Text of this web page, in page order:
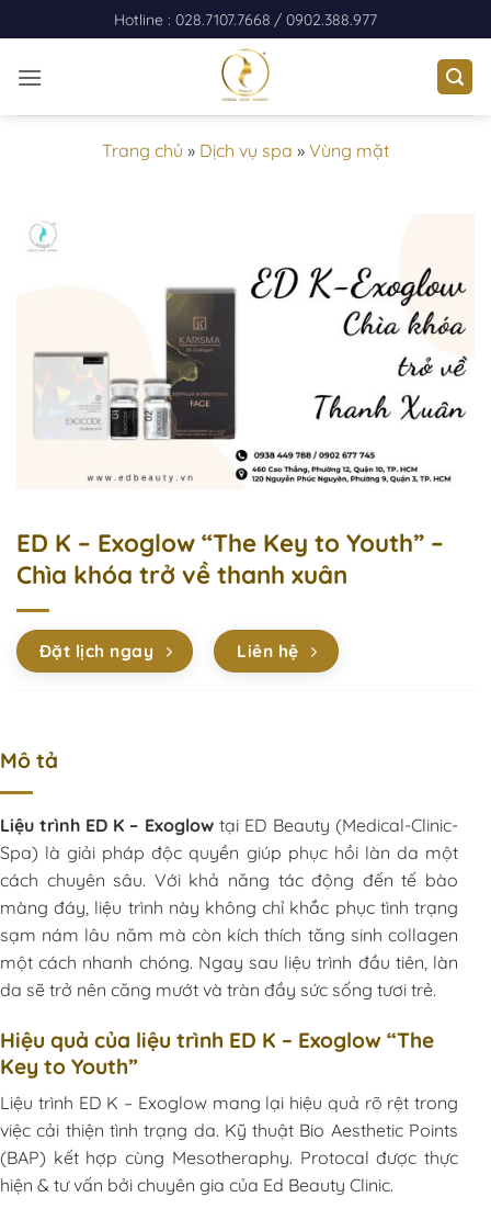
to
content
Hotline : 028.7107.7668 / 0902.388.977
Trang chủ » Dịch vụ spa » Vùng mặt
ED K – Exoglow “The Key to Youth” –
Chìa khóa trở về thanh xuân
Đặt lịch ngay Liên hệ
Mô tả
Liệu trình ED K – Exoglowtại ED Beauty (Medical-Clinic-
Spa) là giải pháp độc quyền giúp phục hồi làn da một
cách chuyên sâu. Với khả năng tác động đến tế bào
màng đáy, liệu trình này không chỉ khắc phục tình trạng
sạm nám lâu năm mà còn kích thích tăng sinh collagen
một cách nhanh chóng. Ngay sau liệu trình đầu tiên, làn
da sẽ trở nên căng mướt và tràn đầy sức sống tươi trẻ.
Hiệu quả của liệu trình ED K – Exoglow “The
Key to Youth”
Liệu trình ED K – Exoglow mang lại hiệu quả rõ rệt trong
việc cải thiện tình trạng da. Kỹ thuật Bio Aesthetic Points
(BAP) kết hợp cùng Mesotheraphy. Protocal được thực
hiện & tư vấn bởi chuyên gia của Ed Beauty Clinic.